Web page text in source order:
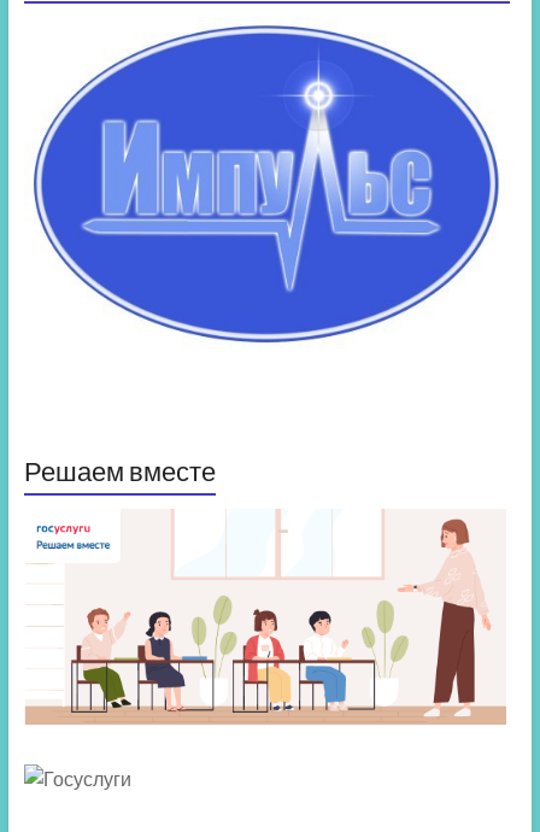
Решаем вместе